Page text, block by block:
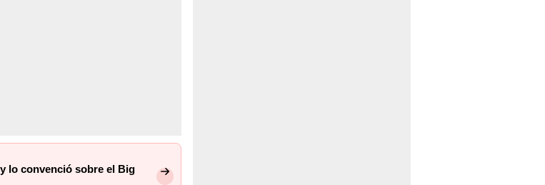
lo convenció sobre el Big